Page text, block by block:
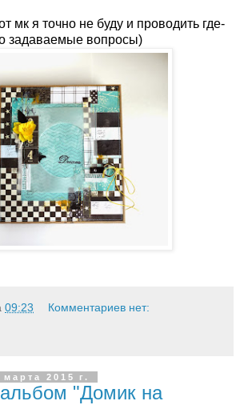
мк я точно не буду и проводить где-
задаваемые вопросы)
09:23 Комментариев нет:
2015 г.
"Домик на